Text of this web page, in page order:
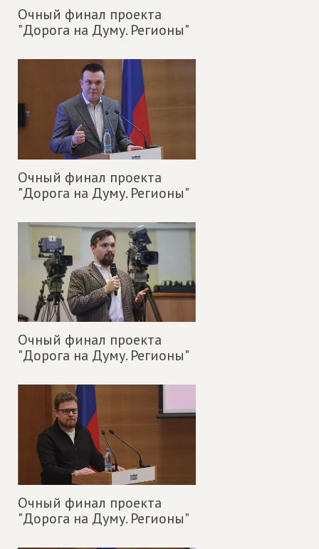
Очный финал проекта
"Дорога на Думу. Регионы"
Очный финал проекта
"Дорога на Думу. Регионы"
Очный финал проекта
"Дорога на Думу. Регионы"
Очный финал проекта
"Дорога на Думу. Регионы"